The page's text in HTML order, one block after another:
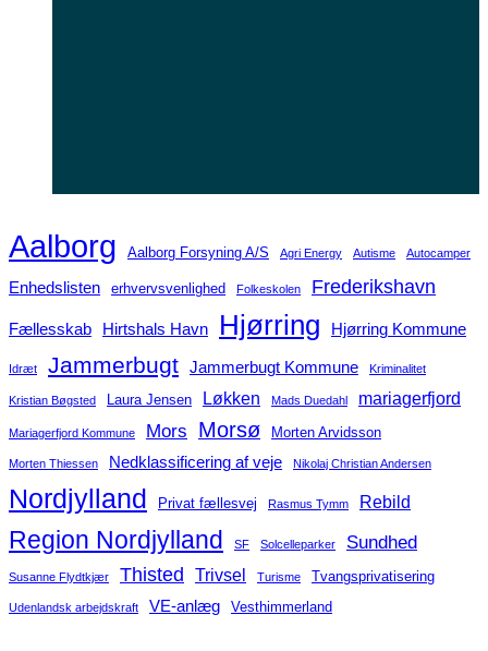
Aalborg Aalborg Forsyning A/S Agri Energy Autisme Autocamper
Enhedslisten erhvervsvenlighed Folkeskolen Frederikshavn
Fællesskab Hirtshals Havn Hjørring Hjørring Kommune
Idræt Jammerbugt Jammerbugt Kommune Kriminalitet
Kristian Bøgsted Laura Jensen Løkken Mads Duedahl mariagerfjord
Mariagerfjord Kommune Mors Morsø Morten Arvidsson
Morten Thiessen Nedklassificering af veje Nikolaj Christian Andersen
Nordjylland Privat fællesvej Rasmus Tymm Rebild
Region Nordjylland SF Solcelleparker Sundhed
Susanne Flydtkjær Thisted Trivsel Turisme Tvangsprivatisering
Udenlandsk arbejdskraft VE-anlæg Vesthimmerland